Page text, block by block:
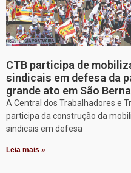
CTB participa de
sindicais em defesa da
grande ato em São
A Central dos Trabalhadores e
participa da construção da
sindicais em defesa
Leia mais »